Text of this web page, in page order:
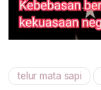
telur mata sapi